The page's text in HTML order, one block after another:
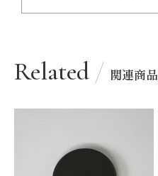
Related 関連商品